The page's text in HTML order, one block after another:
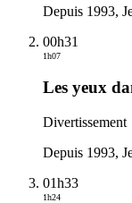
Depuis 1993,
00h31
1h07
Les yeux
Divertissement
Depuis 1993,
01h33
1h24